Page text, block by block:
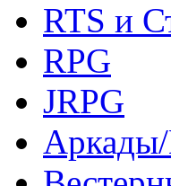
RTS и
RPG
JRPG